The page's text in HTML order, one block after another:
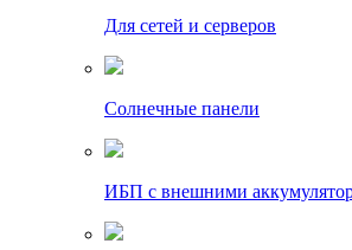
Для сетей и серверов
Солнечные панели
ИБП с внешними